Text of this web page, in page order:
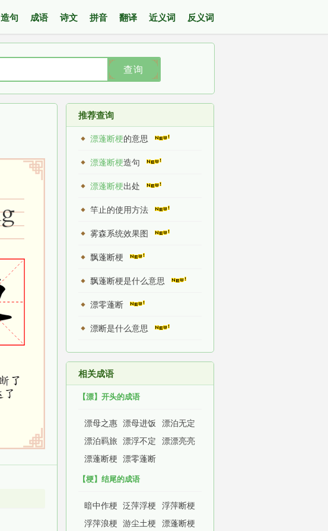
造句 成语 诗文 拼音 翻译 近义词 反义词
查询
推荐查询
漂蓬断梗的意思
漂蓬断梗造句
漂蓬断梗出处
竿止的使用方法
雾森系统效果图
飘蓬断梗
飘蓬断梗是什么意思
漂零蓬断
漂断是什么意思
相关成语
【漂】开头的成语
漂母之惠 漂母进饭
漂泊无定
漂泊羁旅
漂浮不定
漂漂亮亮
漂蓬断梗
漂零蓬断
【梗】结尾的成语
暗中作梗 泛萍浮梗
浮萍断梗
浮萍浪梗
游尘土梗 漂蓬断梗